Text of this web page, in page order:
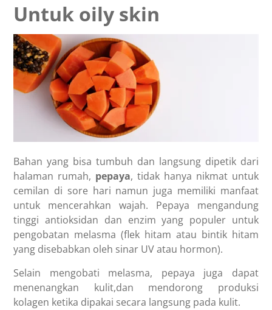
Untuk oily skin
Bahan yang bisa tumbuh dan langsung dipetik dari
halaman rumah, pepaya, tidak hanya nikmat untuk
cemilan di sore hari namun juga memiliki manfaat
untuk mencerahkan wajah. Pepaya mengandung
tinggi antioksidan dan enzim yang populer untuk
pengobatan melasma (flek hitam atau bintik hitam
yang disebabkan oleh sinar UV atau hormon).
Selain mengobati melasma, pepaya juga dapat
menenangkan kulit,dan mendorong produksi
kolagen ketika dipakai secara langsung pada kulit.